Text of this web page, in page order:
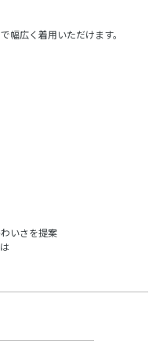
幅広く着用いただけます。
いさを提案